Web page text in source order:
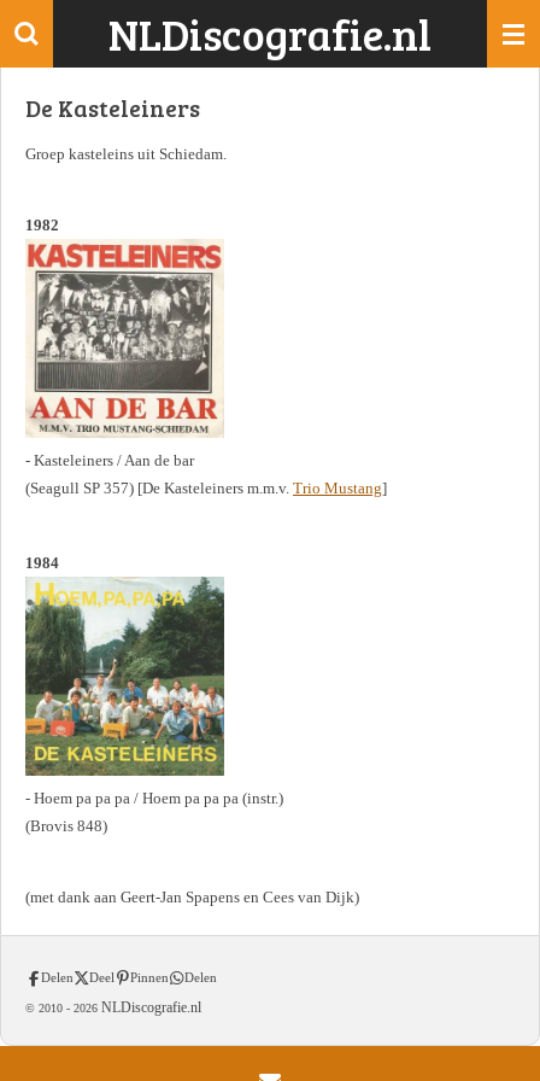
Ga
de
NLDiscografie.nl
De Kasteleiners
Groep kasteleins uit Schiedam.
1982
- Kasteleiners / Aan de bar
(Seagull SP 357) [De Kasteleiners m.m.v. Trio Mustang]
1984
- Hoem pa pa pa / Hoem pa pa pa (instr.)
(Brovis 848)
(met dank aan Geert-Jan Spapens en Cees van Dijk)
Delen Deel Pinnen Delen
© 2010 - 2026 NLDiscografie.nl